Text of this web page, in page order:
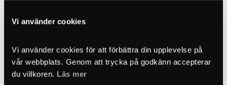
Vi använder cookies
Vi använder cookies för att förbättra din upplevelse på
vår webbplats. Genom att trycka på godkänn accepterar
du villkoren. Läs mer
AJATONTA TÄYDELLISYYTTÄ – LUOTU
KESTÄMÄÄN
Jokainen linja ja jokainen kulma on huolellisesti suunniteltu.